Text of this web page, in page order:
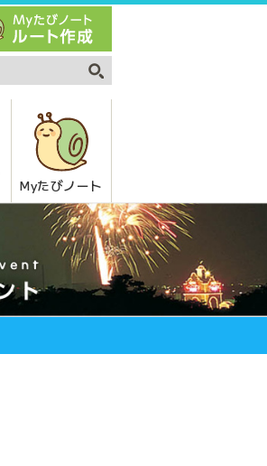
Myたびノート